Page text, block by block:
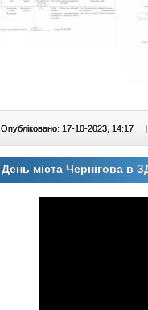
Опубліковано: 17-10-2023, 14:17 |
День міста Чернігова в